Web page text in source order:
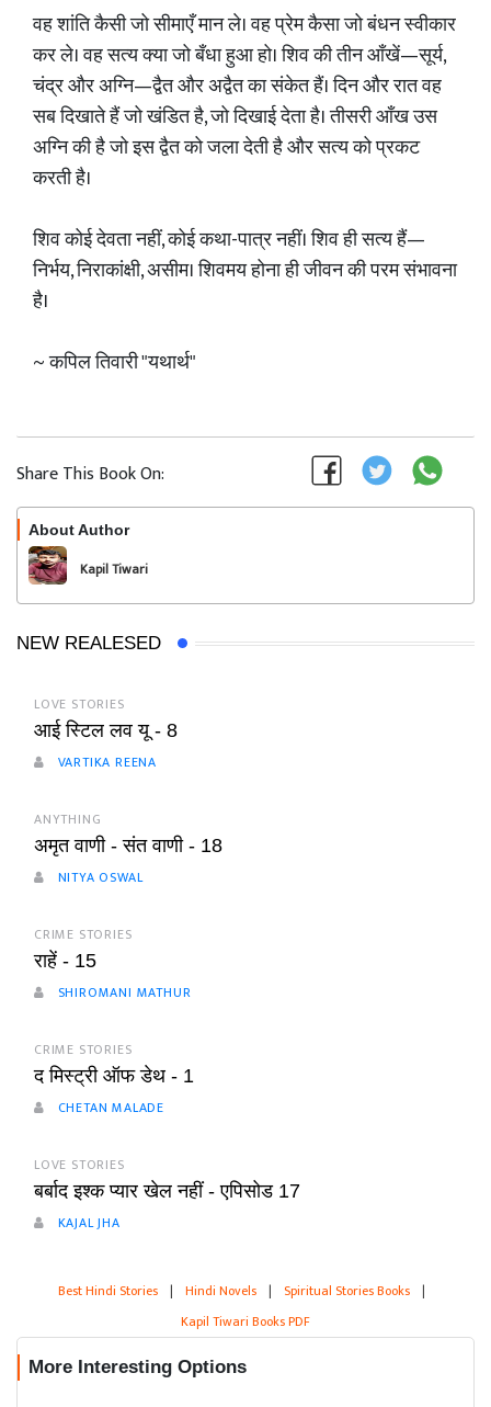
वह शांति कैसी जो सीमाएँ मान ले। वह प्रेम कैसा जो बंधन स्वीकार
कर ले। वह सत्य क्या जो बँधा हुआ हो। शिव की तीन आँखें—सूर्य,
चंद्र और अग्नि—द्वैत और अद्वैत का संकेत हैं। दिन और रात वह
सब दिखाते हैं जो खंडित है, जो दिखाई देता है। तीसरी आँख उस
अग्नि की है जो इस द्वैत को जला देती है और सत्य को प्रकट
करती है।
शिव कोई देवता नहीं, कोई कथा-पात्र नहीं। शिव ही सत्य हैं—
निर्भय, निराकांक्षी, असीम। शिवमय होना ही जीवन की परम संभावना
है।
~ कपिल तिवारी "यथार्थ"
Share This Book On:
About Author
Kapil Tiwari
NEW REALESED
LOVE STORIES
आई स्टिल लव यू - 8
VARTIKA REENA
ANYTHING
अमृत वाणी - संत वाणी - 18
NITYA OSWAL
CRIME STORIES
राहें - 15
SHIROMANI MATHUR
CRIME STORIES
द मिस्ट्री ऑफ डेथ - 1
CHETAN MALADE
LOVE STORIES
बर्बाद इश्क प्यार खेल नहीं - एपिसोड 17
KAJAL JHA
Best Hindi Stories | Hindi Novels | Spiritual Stories Books |
Kapil Tiwari Books PDF
More Interesting Options